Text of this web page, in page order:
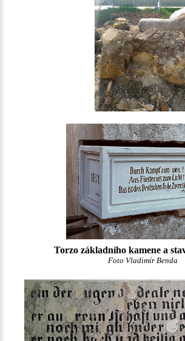
Torzo základního kamene a
Foto Vladimír Benda